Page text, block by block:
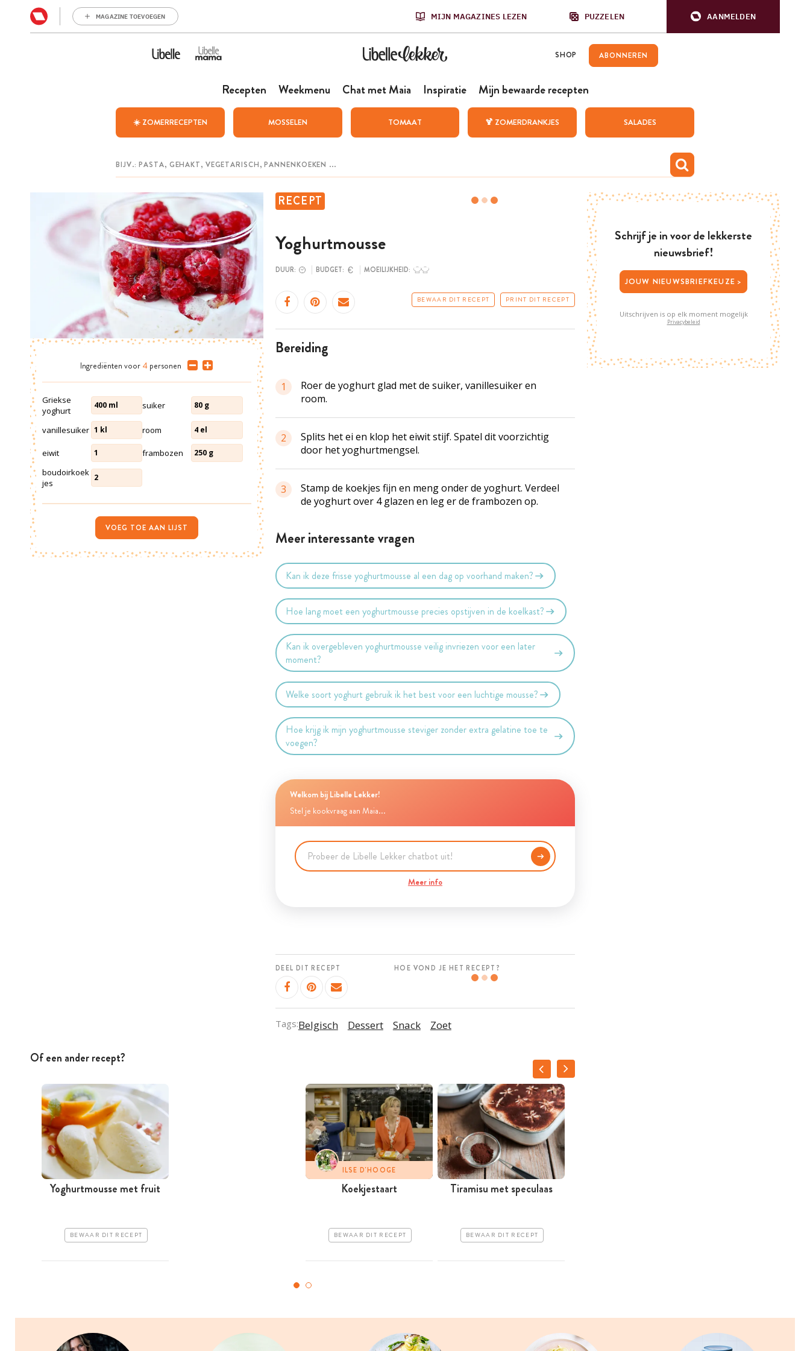
MAGAZINE TOEVOEGEN MIJN MAGAZINES LEZEN PUZZELEN AANMELDEN
SHOP ABONNEREN
Recepten Weekmenu Chat met Maia Inspiratie Mijn bewaarde recepten
☀️ ZOMERRECEPTEN MOSSELEN TOMAAT 🍹 ZOMERDRANKJES SALADES
RECEPT
Yoghurtmousse
DUUR: BUDGET: MOEILIJKHEID:
BEWAAR DIT RECEPT PRINT DIT RECEPT
bereiding
1
Roer de yoghurt glad met de suiker, vanillesuiker en
room.
2
Splits het ei en klop het eiwit stijf. Spatel dit voorzichtig
door het yoghurtmengsel.
3
Stamp de koekjes fijn en meng onder de yoghurt. Verdeel
de yoghurt over 4 glazen en leg er de frambozen op.
Meer interessante vragen
Kan ik deze frisse yoghurtmousse al een dag op voorhand maken?
Hoe lang moet een yoghurtmousse precies opstijven in de koelkast?
Kan ik overgebleven yoghurtmousse veilig invriezen voor een later
moment?
Welke soort yoghurt gebruik ik het best voor een luchtige mousse?
Hoe krijg ik mijn yoghurtmousse steviger zonder extra gelatine toe te
voegen?
Welkom bij Libelle Lekker!
Stel je kookvraag aan Maia...
Meer info
DEEL DIT RECEPT HOE VOND JE HET RECEPT?
Tags:Belgisch Dessert Snack Zoet
Ingrediënten voor 4 personen
Griekse
yoghurt
400 ml suiker 80 g
vanillesuiker 1 kl room 4 el
eiwit 1 frambozen 250 g
boudoirkoek
jes
2
VOEG TOE AAN LIJST
Of een ander recept?
Yoghurtmousse met fruit
BEWAAR DIT RECEPT
ILSE D'HOOGE
Koekjestaart
BEWAAR DIT RECEPT
Tiramisu met speculaas
BEWAAR DIT RECEPT
Schrijf je in voor de lekkerste
nieuwsbrief!
JOUW NIEUWSBRIEFKEUZE >
Uitschrijven is op elk moment mogelijk
Privacybeleid